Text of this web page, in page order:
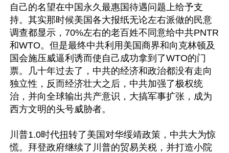
自己的名望在中国永久最惠国待遇问题上给予支
持。其实那时候美国各大报纸无论左右派做的民意
调查都显示，70%左右的老百姓不同意给中共PNTR
和WTO。但是最终中共利用美国商界和向克林顿及
国会施压威逼利诱而使自己成功拿到了WTO的门
票。几十年过去了，中共的经济和政治都没有走向
独立性，反而经济壮大之后，中共加强了极权统
治，并向全球输出共产意识，大搞军事扩张，成为
西方文明的头号威胁者。
川普1.0时代扭转了美国对华绥靖政策，中共大为惊
慌。拜登政府继续了川普的贸易关税，并打造小院